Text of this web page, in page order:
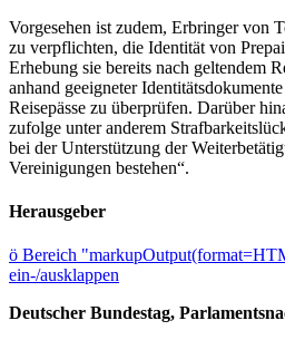
Vorgesehen ist zudem, Erbringer von
zu verpflichten, die Identität von
Erhebung sie bereits nach geltendem
anhand geeigneter
Reisepässe zu überprüfen. Darüber
zufolge unter anderem
bei der Unterstützung der
Vereinigungen bestehen“.
Herausgeber
ö Bereich
ein-/ausklappen
Deutscher Bundestag,